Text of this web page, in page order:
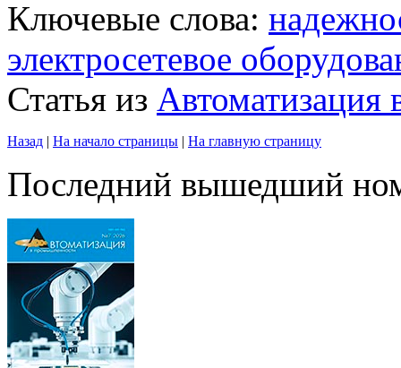
Ключевые слова:
электросетевое
Статья из
Назад | На начало страницы | На главную страницу
Последний вышедший